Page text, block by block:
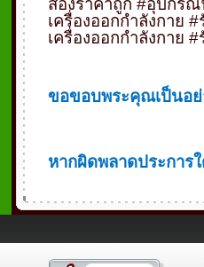
สองราคาถูก #อุปกรณ์
เครื่องออกกำลังกาย #
เครื่องออกกำลังกาย #
ขอขอบพระคุณเป็นอย่
หากผิดพลาดประการ